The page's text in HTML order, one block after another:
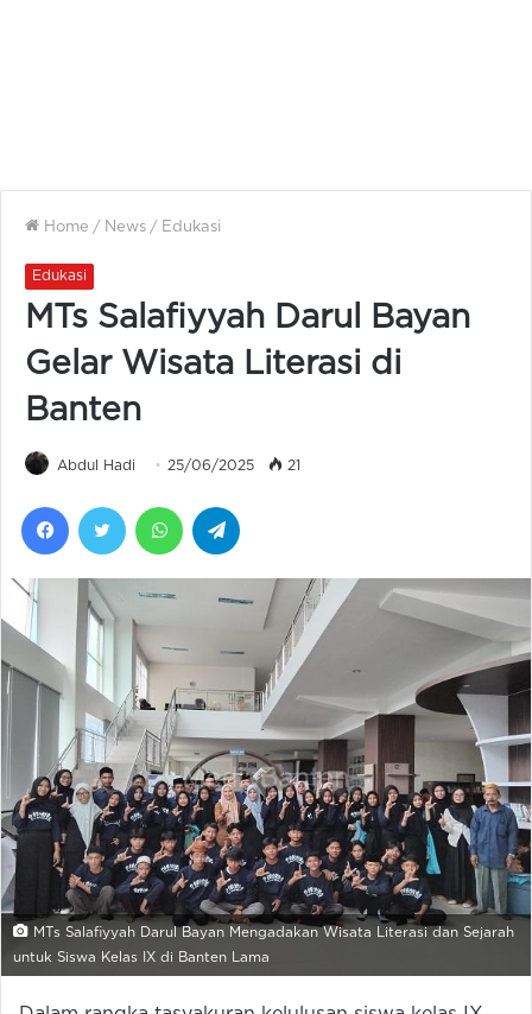
Home / News / Edukasi
Edukasi
MTs Salafiyyah Darul Bayan
Gelar Wisata Literasi di
Banten
Abdul Hadi 25/06/2025 21
FacebookTwitter WhatsApp
MTs Salafiyyah Darul Bayan Mengadakan Wisata Literasi dan Sejarah
untuk Siswa Kelas IX di Banten Lama